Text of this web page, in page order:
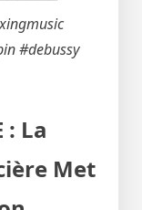
#debussy
: La
Met